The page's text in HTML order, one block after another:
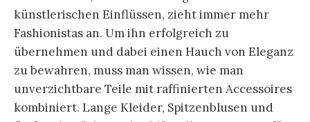
künstlerischen Einflüssen, zieht immer mehr
Fashionistas an. Um ihn erfolgreich zu
übernehmen und dabei einen Hauch von Eleganz
zu bewahren, muss man wissen, wie man
unverzichtbare Teile mit raffinierten Accessoires
kombiniert. Lange Kleider, Spitzenblusen und